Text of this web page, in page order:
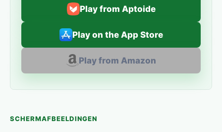
Play from Aptoide
Play on the App Store
Play from Amazon
SCHERMAFBEELDINGEN